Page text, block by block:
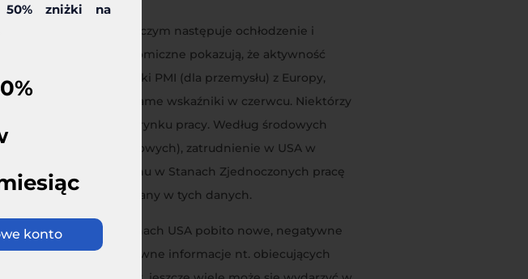
rzędu +1,5-2%, po czym następuje ochłodzenie i
odczyty makroekonomiczne pokazują, że aktywność
Wczorajsze wskaźniki PMI (dla przemysłu) z Europy,
niż te same wskaźniki w czerwcu. Niektórzy
płynęło także z rynku pracy. Według środowych
funkcji kadrowo-płacowych), zatrudnienie w USA w
lockdownu w Stanach Zjednoczonych pracę
wynikają takie zmiany w tych danych.
19. W niektórych stanach USA pobito nowe, negatywne
świat obiegły pozytywne informacje nt. obiecujących
50% zniżki na
konto